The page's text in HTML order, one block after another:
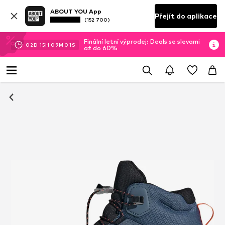
ABOUT YOU App
(152 700) Přejít do aplikace
02D 15H 09M 00S
Finální letní výprodej: Deals se slevami
až do 60%